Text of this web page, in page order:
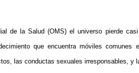
de la Salud (OMS) el universo pierde
que encuentra móviles
las conductas sexuales irresponsables, y